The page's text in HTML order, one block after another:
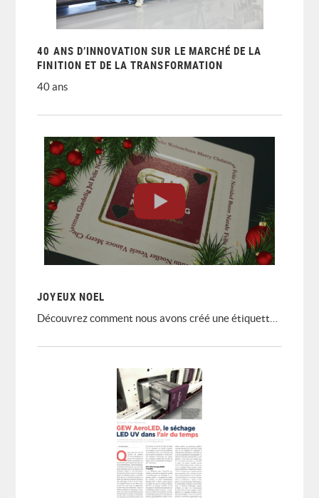
40 ANS D’INNOVATION SUR LE MARCHÉ DE LA
FINITION ET DE LA TRANSFORMATION
40 ans
JOYEUX NOEL